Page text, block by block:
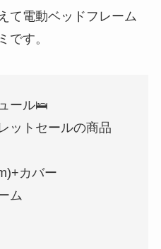
て電動ベッドフレーム
です。
ール🛌
ットセールの商品
カバー
ム